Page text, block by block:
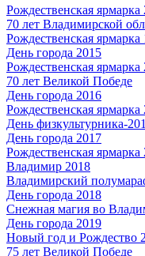
Рождественская
70 лет Владимирской
Рождественская
День города 2015
Рождественская
70 лет Великой Победе
День города 2016
Рождественская
День физкультурника-
День города 2017
Рождественская
Владимир 2018
Владимирский
День города 2018
Снежная магия во
День города 2019
Новый год и Рождество
75 лет Великой Победе